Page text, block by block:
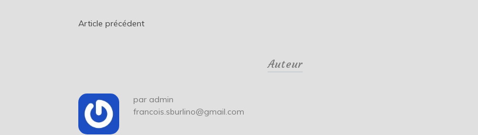
Navigation
Article précédent
Auteur
par admin
francois.sburlino@gmail.com